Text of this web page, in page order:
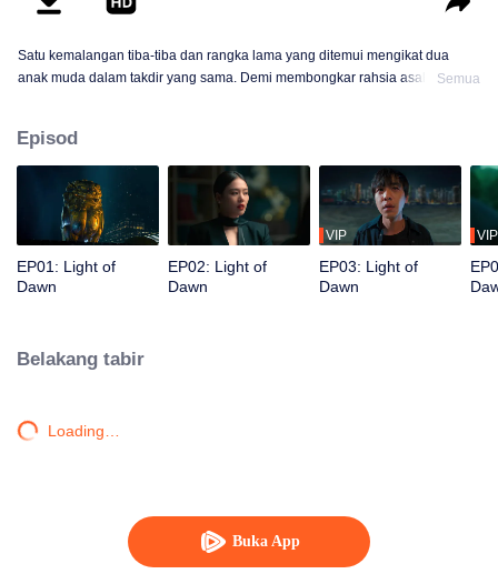
Buka App
Satu kemalangan tiba-tiba dan rangka lama yang ditemui mengikat dua
anak muda dalam takdir yang sama. Demi membongkar rahsia asal-usul,Semua
Episod
EP01: Light of
Dawn
EP02: Light of
Dawn
VIP
EP03: Light of
Dawn
VIP
Belakang tabir
Loading…